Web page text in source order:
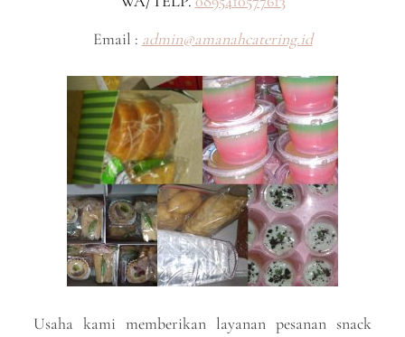
Email : admin@amanahcatering.id
Usaha kami memberikan layanan pesanan snack